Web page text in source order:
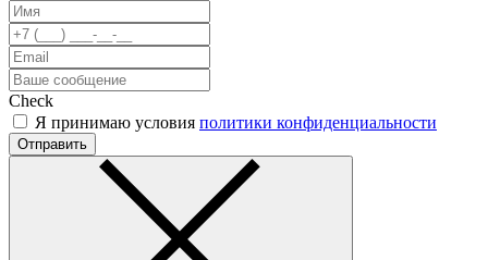
Check
Я принимаю условия политики конфиденциальности
Отправить